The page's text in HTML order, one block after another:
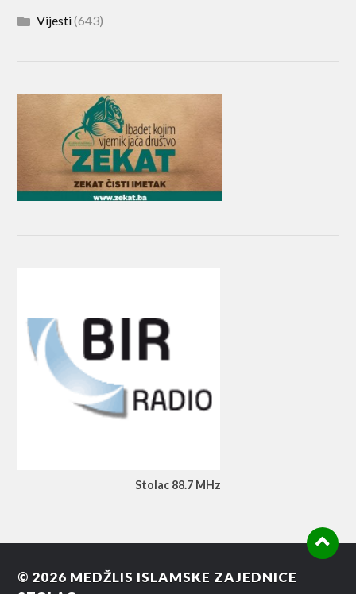
Vijesti(643)
Stolac 88.7 MHz
© 2026 MEDŽLIS ISLAMSKE ZAJEDNICE